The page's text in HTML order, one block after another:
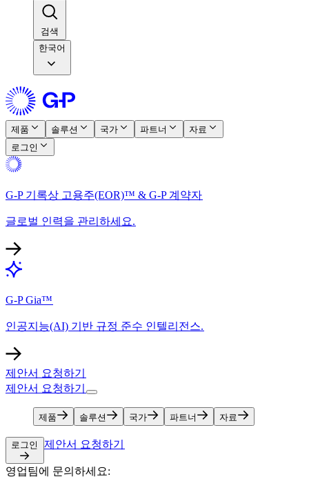
검색​​
한국어
제품​​ 솔루션​​ 국가​​ 파트너​​
자료​​
로그인​​
G-P 기록상 고용주(EOR)™ & G-P 계약자​​
글로벌 인력을 관리하세요.​​
G-P Gia™​​
인공지능(AI) 기반 규정 준수 인텔리전스.​​
제안서 요청하기​​
제안서 요청하기​​
제품​​ 솔루션​​ 국가​​ 파트너​​ 자료​​
로그인​​ 제안서 요청하기​​
영업팀에 문의하세요:​​